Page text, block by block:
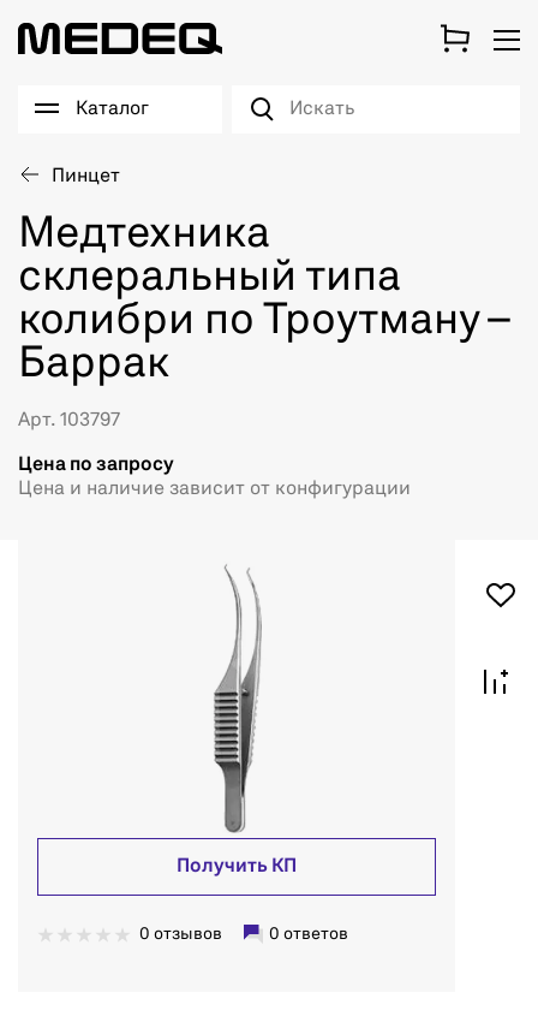
Каталог
Пинцет
Медтехника
склеральный типа
колибри по Троутману –
Баррак
Арт. 103797
Цена по запросу
Цена и наличие зависит от конфигурации
Получить КП
0 отзывов 0 ответов